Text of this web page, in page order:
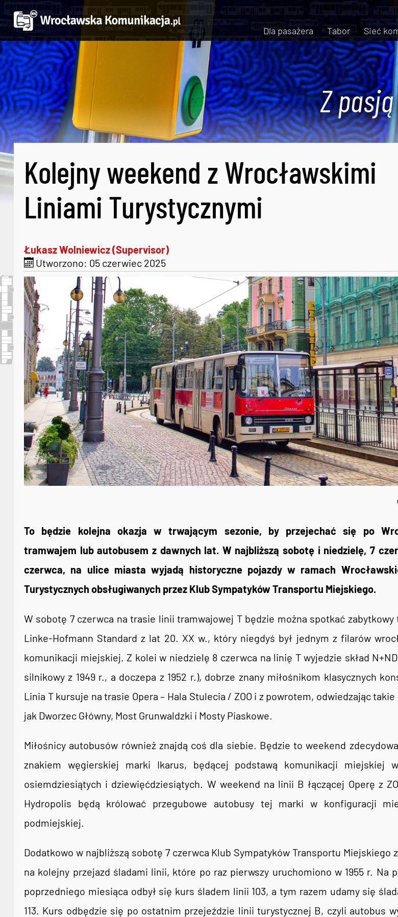
Dla pasażera Tabor Sieć
Z
Kolejny weekend z Wrocławskimi
Liniami Turystycznymi
Łukasz Wolniewicz (Supervisor)
Utworzono: 05 czerwiec 2025
To będzie kolejna okazja w trwającym sezonie, by przejechać się po
tramwajem lub autobusem z dawnych lat. W najbliższą sobotę i niedzielę, 7
czerwca, na ulice miasta wyjadą historyczne pojazdy w ramach
Turystycznych obsługiwanych przez Klub Sympatyków Transportu Miejskiego.
W sobotę 7 czerwca na trasie linii tramwajowej T będzie można spotkać zabytkowy
Linke-Hofmann Standard z lat 20. XX w., który niegdyś był jednym z filarów
komunikacji miejskiej. Z kolei w niedzielę 8 czerwca na linię T wyjedzie skład
silnikowy z 1949 r., a doczepa z 1952 r.), dobrze znany miłośnikom klasycznych
Linia T kursuje na trasie Opera – Hala Stulecia / ZOO i z powrotem, odwiedzając
jak Dworzec Główny, Most Grunwaldzki i Mosty Piaskowe.
Miłośnicy autobusów również znajdą coś dla siebie. Będzie to weekend
znakiem węgierskiej marki Ikarus, będącej podstawą komunikacji miejskiej
osiemdziesiątych i dziewięćdziesiątych. W weekend na linii B łączącej Operę z
Hydropolis będą królować przegubowe autobusy tej marki w konfiguracji
podmiejskiej.
Dodatkowo w najbliższą sobotę 7 czerwca Klub Sympatyków Transportu Miejskiego
na kolejny przejazd śladami linii, które po raz pierwszy uruchomiono w 1955 r. Na
poprzedniego miesiąca odbył się kurs śladem linii 103, a tym razem udamy się
113. Kurs odbędzie się po ostatnim przejeździe linii turystycznej B, czyli autobus